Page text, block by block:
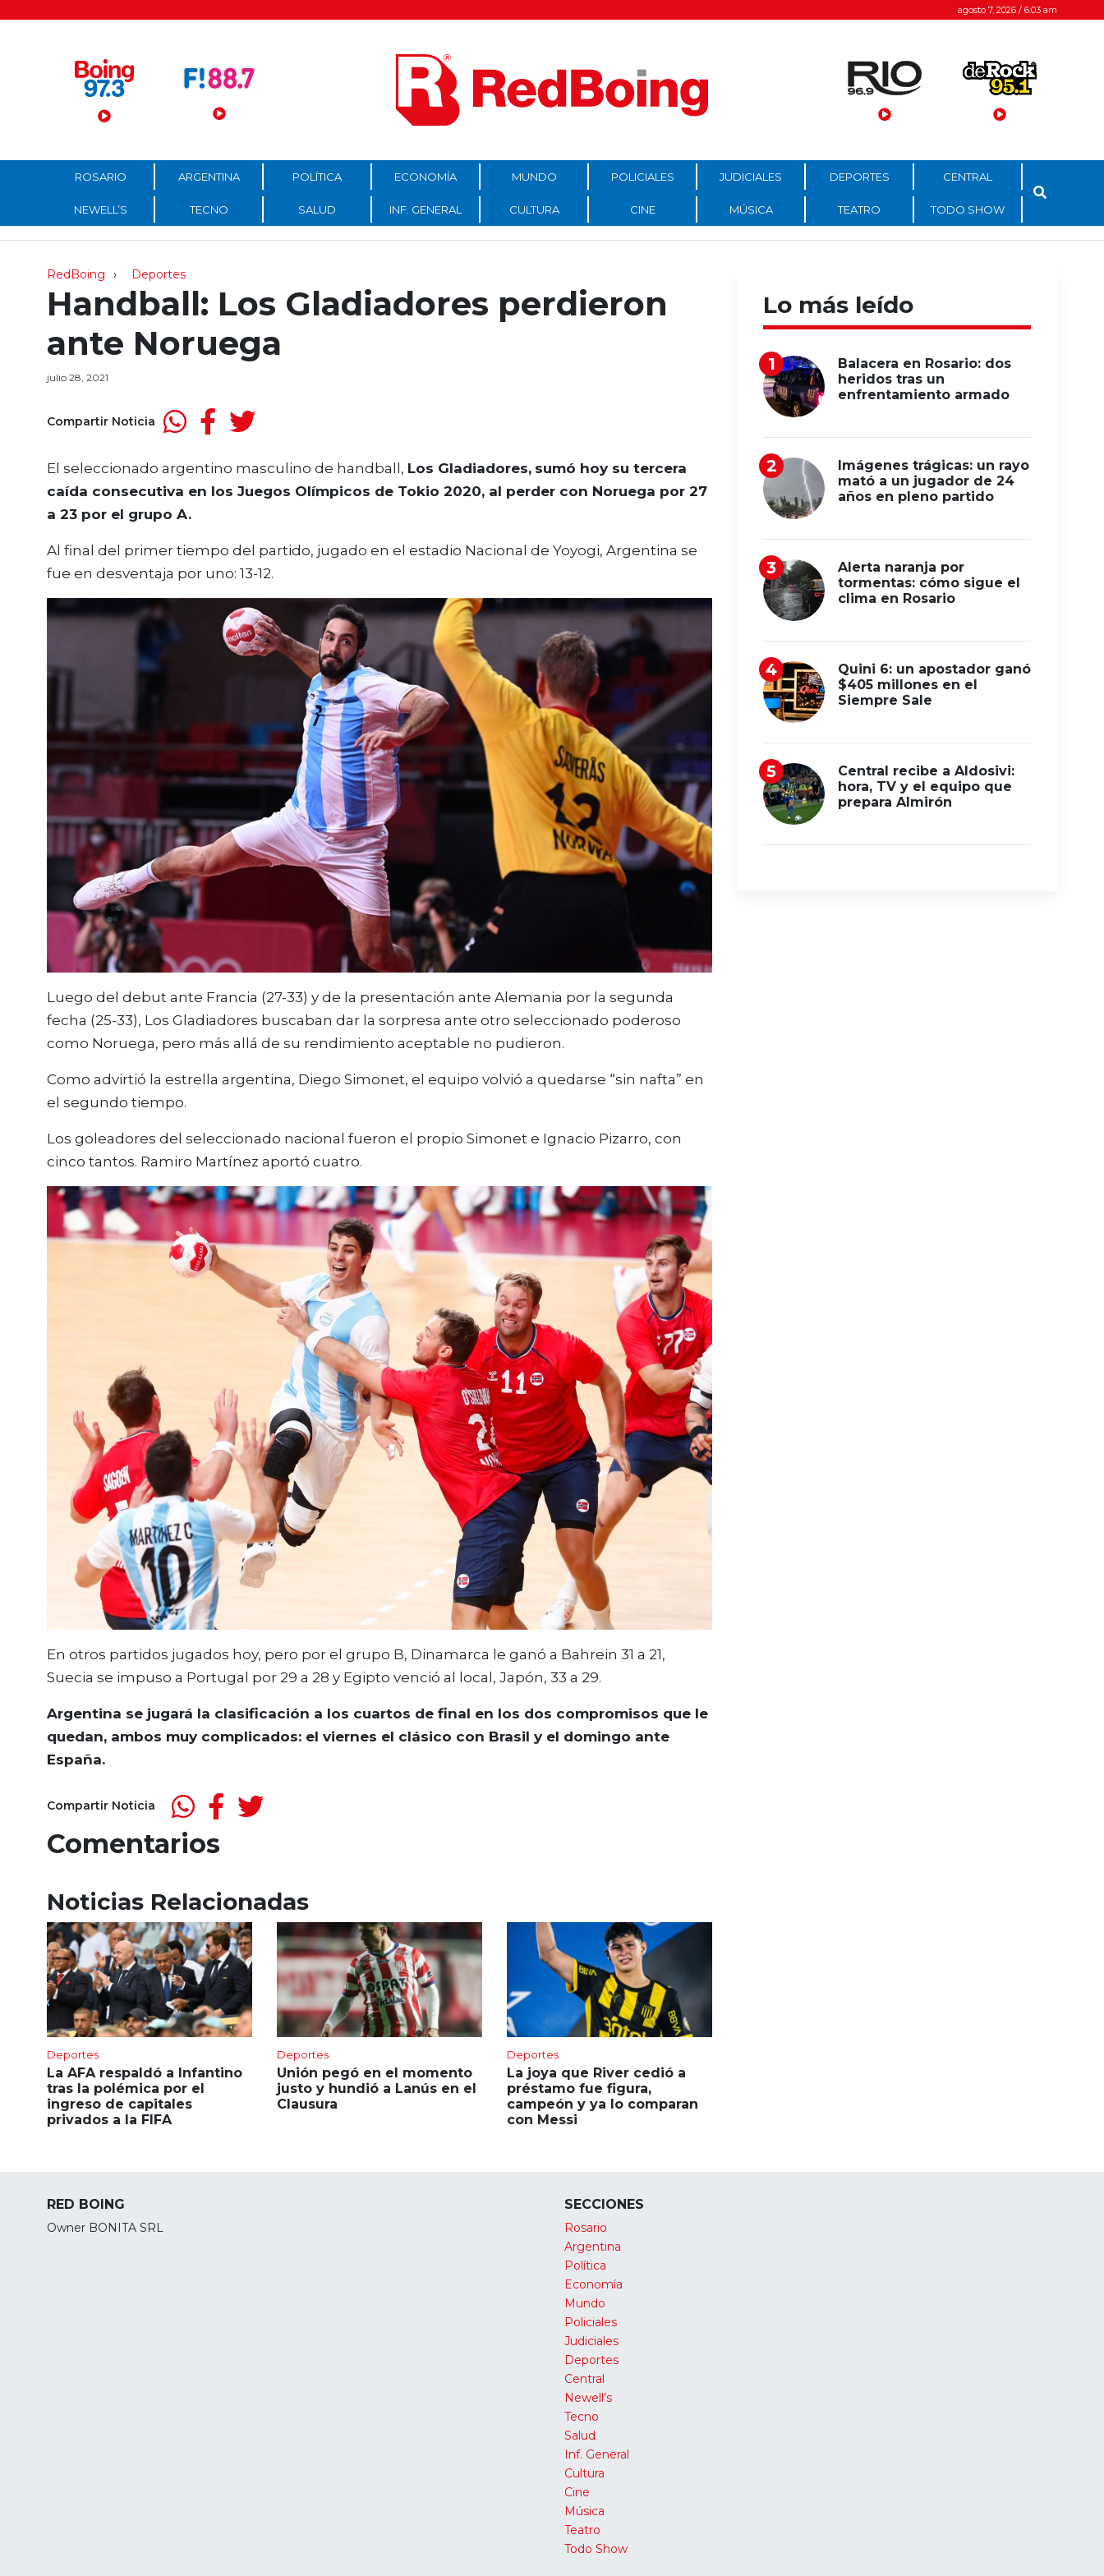
Menú Principal agosto 7, 2026 / 6:03 am
ROSARIO ARGENTINA POLÍTICA ECONOMÍA MUNDO POLICIALES JUDICIALES DEPORTES CENTRAL
NEWELL’S TECNO SALUD INF. GENERAL CULTURA CINE MÚSICA TEATRO TODO SHOW
RedBoing Deportes
Handball: Los Gladiadores perdieron
ante Noruega
julio 28, 2021
Compartir Noticia
El seleccionado argentino masculino de handball, Los Gladiadores, sumó hoy su tercera
caída consecutiva en los Juegos Olímpicos de Tokio 2020, al perder con Noruega por 27
a 23 por el grupo A.
Al final del primer tiempo del partido, jugado en el estadio Nacional de Yoyogi, Argentina se
fue en desventaja por uno: 13-12.
Luego del debut ante Francia (27-33) y de la presentación ante Alemania por la segunda
fecha (25-33), Los Gladiadores buscaban dar la sorpresa ante otro seleccionado poderoso
como Noruega, pero más allá de su rendimiento aceptable no pudieron.
Como advirtió la estrella argentina, Diego Simonet, el equipo volvió a quedarse “sin nafta” en
el segundo tiempo.
Los goleadores del seleccionado nacional fueron el propio Simonet e Ignacio Pizarro, con
cinco tantos. Ramiro Martínez aportó cuatro.
En otros partidos jugados hoy, pero por el grupo B, Dinamarca le ganó a Bahrein 31 a 21,
Suecia se impuso a Portugal por 29 a 28 y Egipto venció al local, Japón, 33 a 29.
Argentina se jugará la clasificación a los cuartos de final en los dos compromisos que le
quedan, ambos muy complicados: el viernes el clásico con Brasil y el domingo ante
España.
Compartir Noticia
Comentarios
Noticias Relacionadas
Deportes
La AFA respaldó a Infantino
tras la polémica por el
ingreso de capitales
privados a la FIFA
Deportes
Unión pegó en el momento
justo y hundió a Lanús en el
Clausura
Deportes
La joya que River cedió a
préstamo fue figura,
campeón y ya lo comparan
con Messi
Lo más leído
Balacera en Rosario: dos
heridos tras un
enfrentamiento armado
Imágenes trágicas: un rayo
mató a un jugador de 24
años en pleno partido
Alerta naranja por
tormentas: cómo sigue el
clima en Rosario
Quini 6: un apostador ganó
$405 millones en el
Siempre Sale
Central recibe a Aldosivi:
hora, TV y el equipo que
prepara Almirón
RED BOING
Owner BONITA SRL
SECCIONES
Rosario
Argentina
Política
Economía
Mundo
Policiales
Judiciales
Deportes
Central
Newell’s
Tecno
Salud
Inf. General
Cultura
Cine
Música
Teatro
Todo Show